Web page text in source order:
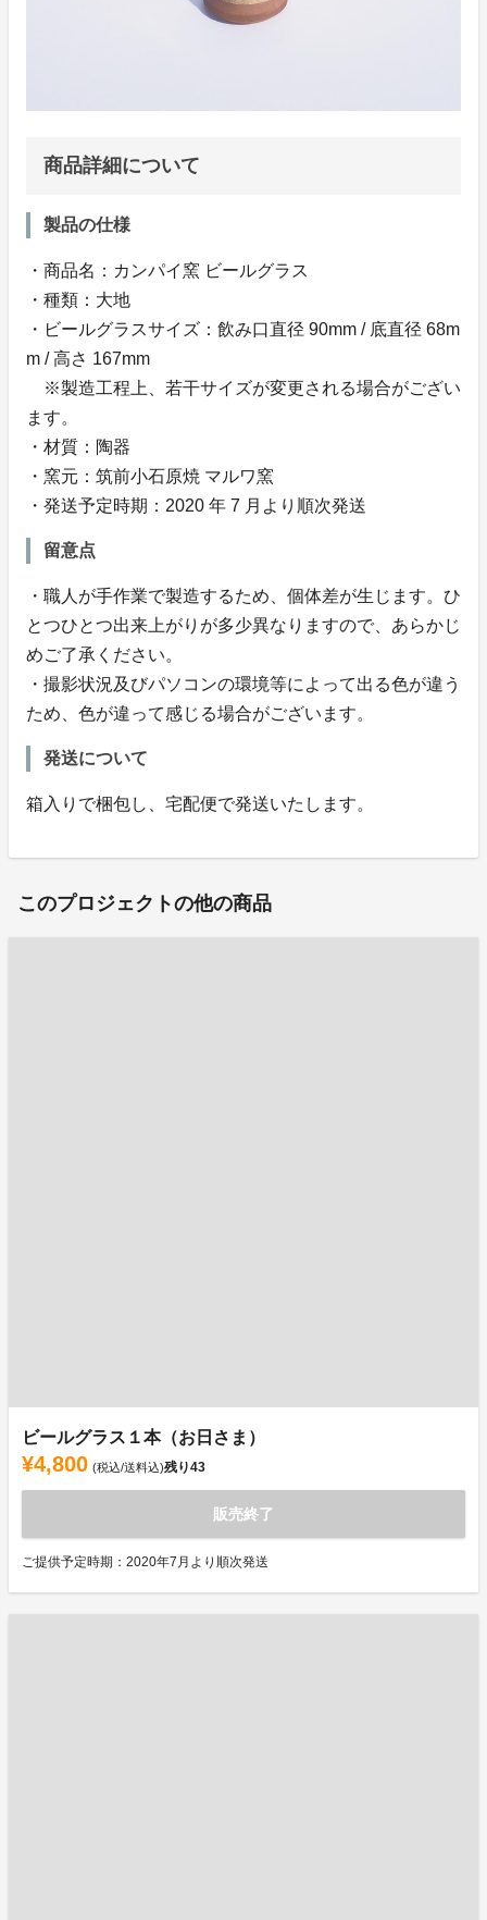
商品詳細について
製品の仕様
・商品名：カンパイ窯 ビールグラス
・種類：大地
・ビールグラスサイズ：飲み口直径 90mm / 底直径 68m
m / 高さ 167mm
※製造工程上、若干サイズが変更される場合がござい
ます。
・材質：陶器
・窯元：筑前小石原焼 マルワ窯
・発送予定時期：2020 年 7 月より順次発送
留意点
・職人が手作業で製造するため、個体差が生じます。ひ
とつひとつ出来上がりが多少異なりますので、あらかじ
めご了承ください。
・撮影状況及びパソコンの環境等によって出る色が違う
ため、色が違って感じる場合がございます。
発送について
箱入りで梱包し、宅配便で発送いたします。
このプロジェクトの他の商品
ビールグラス１本（お日さま）
¥4,800 (税込/送料込)残り43
販売終了
ご提供予定時期：2020年7月より順次発送